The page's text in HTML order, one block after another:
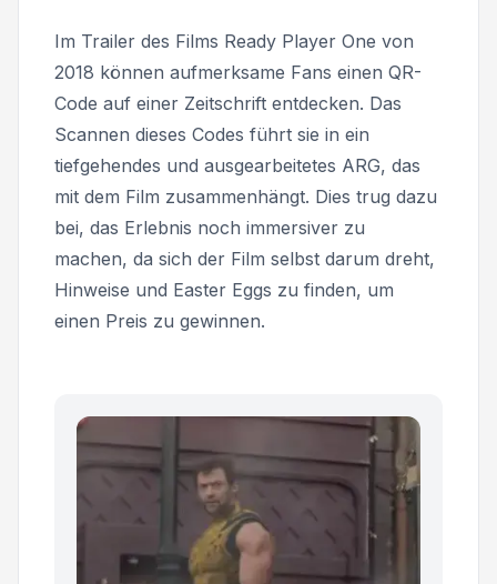
Im Trailer des Films Ready Player One von
2018 können aufmerksame Fans einen QR-
Code auf einer Zeitschrift entdecken. Das
Scannen dieses Codes führt sie in ein
tiefgehendes und ausgearbeitetes ARG, das
mit dem Film zusammenhängt. Dies trug dazu
bei, das Erlebnis noch immersiver zu
machen, da sich der Film selbst darum dreht,
Hinweise und Easter Eggs zu finden, um
einen Preis zu gewinnen.